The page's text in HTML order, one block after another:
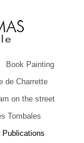
Book Painting
de Charrette
on the street
Tombales
Publications